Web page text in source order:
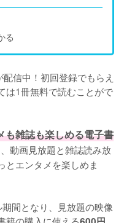
る
信中！初回登録でもらえ
は1冊無料で読むことがで
も雑誌も楽しめる電子書
動画見放題と雑誌読み放
とエンタメを楽しめま
間となり、見放題の映像